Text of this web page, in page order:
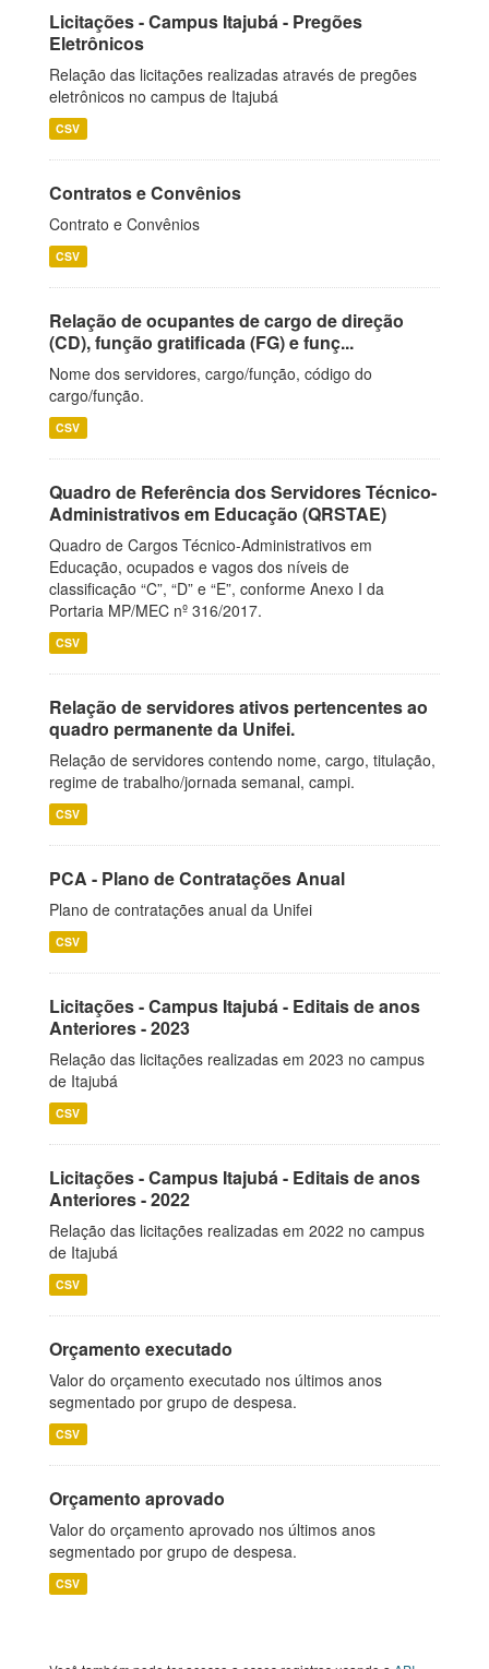
Licitações - Campus Itajubá - Pregões
Eletrônicos
Relação das licitações realizadas através de pregões
eletrônicos no campus de Itajubá
CSV
Contratos e Convênios
Contrato e Convênios
CSV
Relação de ocupantes de cargo de direção
(CD), função gratificada (FG) e funç...
Nome dos servidores, cargo/função, código do
cargo/função.
CSV
Quadro de Referência dos Servidores Técnico-
Administrativos em Educação (QRSTAE)
Quadro de Cargos Técnico-Administrativos em
Educação, ocupados e vagos dos níveis de
classificação “C”, “D” e “E”, conforme Anexo I da
Portaria MP/MEC nº 316/2017.
CSV
Relação de servidores ativos pertencentes ao
quadro permanente da Unifei.
Relação de servidores contendo nome, cargo, titulação,
regime de trabalho/jornada semanal, campi.
CSV
PCA - Plano de Contratações Anual
Plano de contratações anual da Unifei
CSV
Licitações - Campus Itajubá - Editais de anos
Anteriores - 2023
Relação das licitações realizadas em 2023 no campus
de Itajubá
CSV
Licitações - Campus Itajubá - Editais de anos
Anteriores - 2022
Relação das licitações realizadas em 2022 no campus
de Itajubá
CSV
Orçamento executado
Valor do orçamento executado nos últimos anos
segmentado por grupo de despesa.
CSV
Orçamento aprovado
Valor do orçamento aprovado nos últimos anos
segmentado por grupo de despesa.
CSV